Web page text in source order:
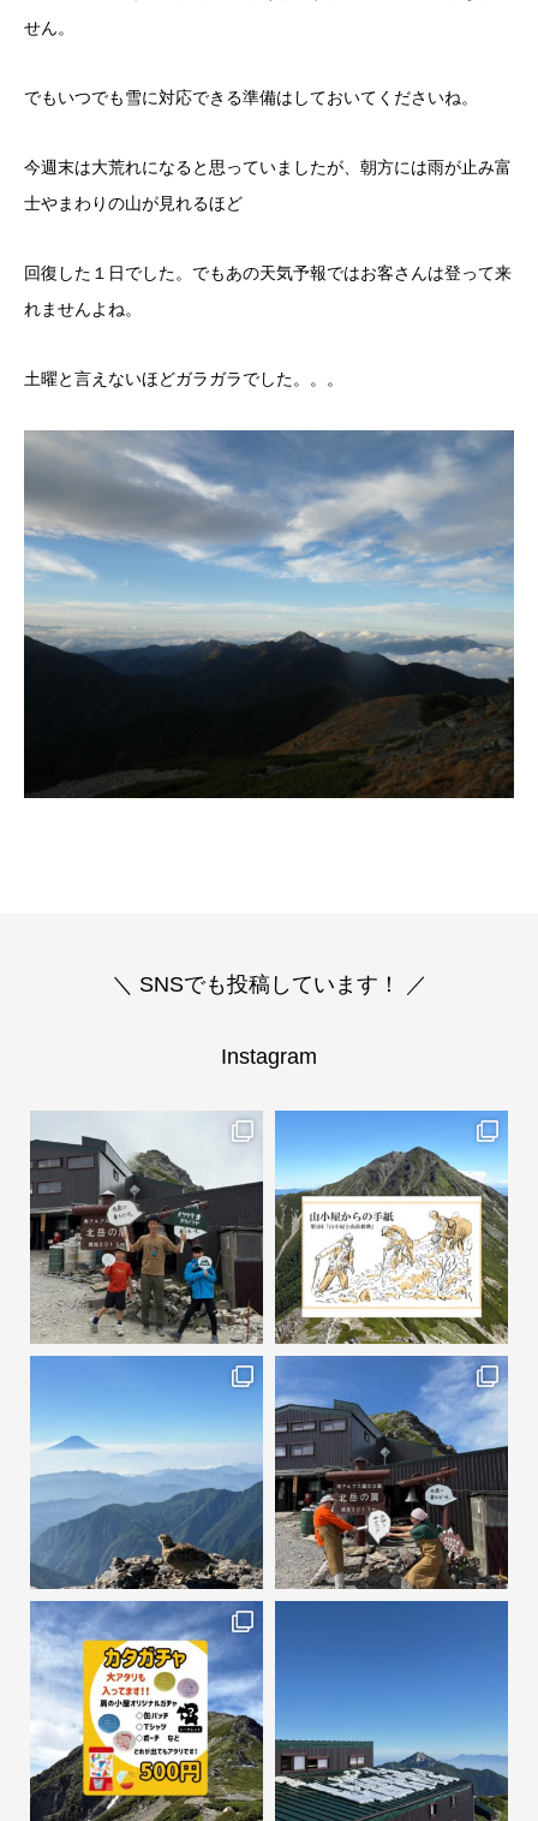
せん。
でもいつでも雪に対応できる準備はしておいてくださいね。
今週末は大荒れになると思っていましたが、朝方には雨が止み富
士やまわりの山が見れるほど
回復した１日でした。でもあの天気予報ではお客さんは登って来
れませんよね。
土曜と言えないほどガラガラでした。。。
＼ SNSでも投稿しています！ ／
Instagram